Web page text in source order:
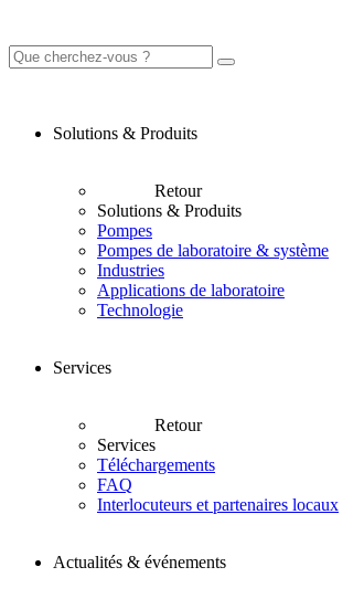
Solutions & Produits
Retour
Solutions & Produits
Pompes
Pompes de laboratoire & système
Industries
Applications de laboratoire
Technologie
Services
Retour
Services
Téléchargements
FAQ
Interlocuteurs et partenaires locaux
Actualités & événements